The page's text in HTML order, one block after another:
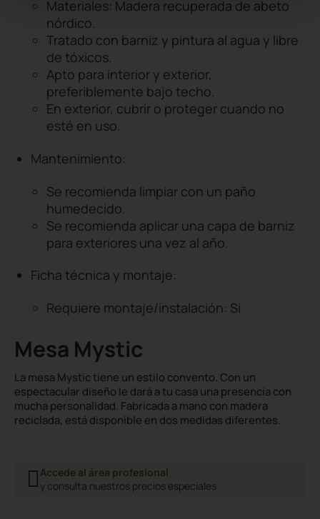
Materiales: Madera recuperada de abeto
nórdico.
Tratado con barniz y pintura al agua y libre
de tóxicos.
Apto para interior y exterior,
preferiblemente bajo techo.
En exterior, cubrir o proteger cuando no
esté en uso.
Mantenimiento:
Se recomienda limpiar con un paño
humedecido.
Se recomienda aplicar una capa de barniz
para exteriores una vez al año.
Ficha técnica y montaje:
Requiere montaje/instalación: Si
Mesa Mystic
La mesa Mystic tiene un estilo convento. Con un
espectacular diseño le dará a tu casa una presencia con
mucha personalidad. Fabricada a mano con madera
reciclada, está disponible en dos medidas diferentes.
Accede al área profesional
y consulta nuestros precios especiales